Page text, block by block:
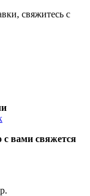
свяжитесь с
с вами свяжется